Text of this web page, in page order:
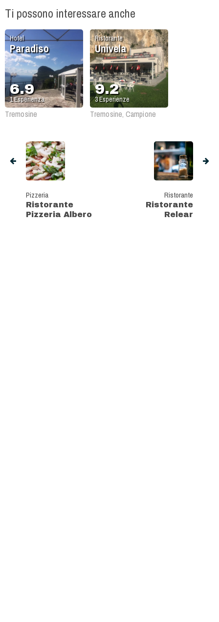
Ti possono interessare anche
Hotel
Paradiso
6.9
1Esperienza
Tremosine
Ristorante
Univela
9.2
3Esperienze
Tremosine, Campione
Pizzeria
Ristorante
Pizzeria Albero
Ristorante
Ristorante
Relear